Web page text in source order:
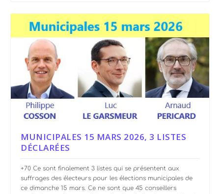
MUNICIPALES 15 MARS 2026, 3 LISTES
DÉCLARÉES
+70 Ce sont finalement 3 listes qui se présentent aux
suffrages des électeurs pour les élections municipales de
ce dimanche 15 mars. Ce ne sont que 45 conseillers